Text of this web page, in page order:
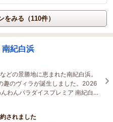
をみる（110件）
紀白浜
どの景勝地に恵まれた南紀白浜。
趣のヴィラが誕生しました。2026
わんパラダイスプレミア 南紀白
れ変わりました。
されました